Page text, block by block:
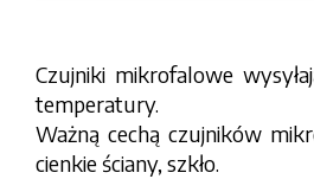
Czujniki mikrofalowe
temperatury.
Ważną cechą czujników
cienkie ściany, szkło.